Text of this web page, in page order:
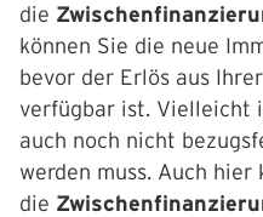
die
können Sie die neue
bevor der Erlös aus
verfügbar ist. Vielleicht
auch noch nicht
werden muss. Auch hier
die